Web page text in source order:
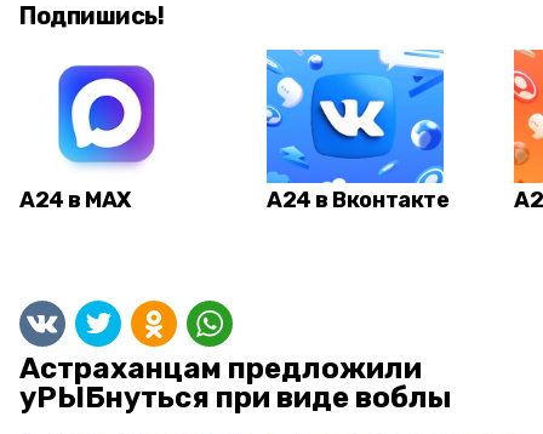
Подпишись!
А24 в MAX А24 в Вконтакте
Астраханцам предложили
уРЫБнуться при виде воблы